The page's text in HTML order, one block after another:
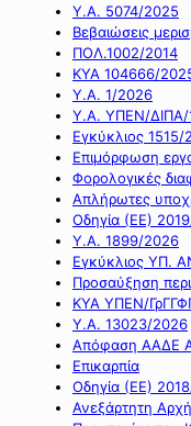
Υ.Α. 5074/2025
Βεβαιώσεις
ΠΟΛ.1002/2014
ΚΥΑ 104666/
Υ.Α. 1/2026
Υ.Α. ΥΠΕΝ/ΔΙΠΑ/
Εγκύκλιος 1515/
Επιμόρφωση
Φορολογικές
Απλήρωτες
Οδηγία (ΕΕ)
Υ.Α. 1899/2026
Εγκύκλιος ΥΠ.
Προσαύξηση
ΚΥΑ ΥΠΕΝ/
Υ.Α. 13023/2026
Απόφαση ΑΑΔΕ
Επικαρπία
Οδηγία (ΕΕ)
Ανεξάρτητη